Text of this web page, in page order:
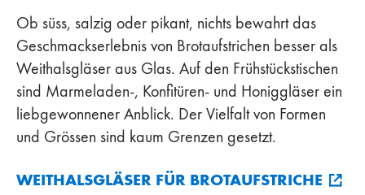
Ob süss, salzig oder pikant, nichts bewahrt das
Geschmackserlebnis von Brotaufstrichen besser als
Weithalsgläser aus Glas. Auf den Frühstückstischen
sind Marmeladen-, Konfitüren- und Honiggläser ein
liebgewonnener Anblick. Der Vielfalt von Formen
und Grössen sind kaum Grenzen gesetzt.
WEITHALSGLÄSER FÜR BROTAUFSTRICHE